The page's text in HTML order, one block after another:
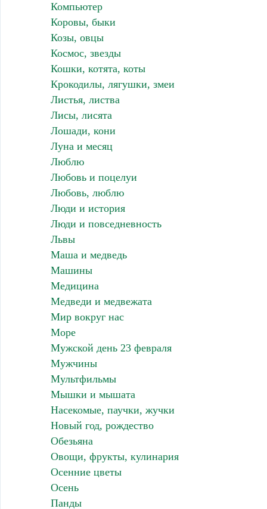
Компьютер
Коровы, быки
Козы, овцы
Космос, звезды
Кошки, котята, коты
Крокодилы, лягушки, змеи
Листья, листва
Лисы, лисята
Лошади, кони
Луна и месяц
Люблю
Любовь и поцелуи
Любовь, люблю
Люди и история
Люди и повседневность
Львы
Маша и медведь
Машины
Медицина
Медведи и медвежата
Мир вокруг нас
Море
Мужской день 23 февраля
Мужчины
Мультфильмы
Мышки и мышата
Насекомые, паучки, жучки
Новый год, рождество
Обезьяна
Овощи, фрукты, кулинария
Осенние цветы
Осень
Панды